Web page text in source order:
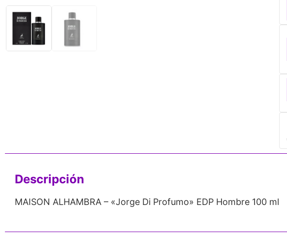
Descripción
MAISON ALHAMBRA – «Jorge Di Profumo» EDP Hombre 100 ml